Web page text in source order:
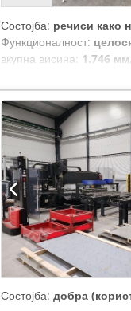
Состојба: речиси како
Функционалност:
вкупна висина: 1.746 мм
Состојба: добра